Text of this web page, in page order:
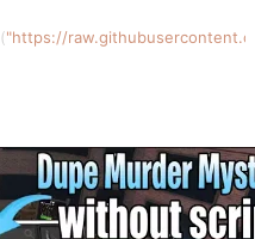
("https://